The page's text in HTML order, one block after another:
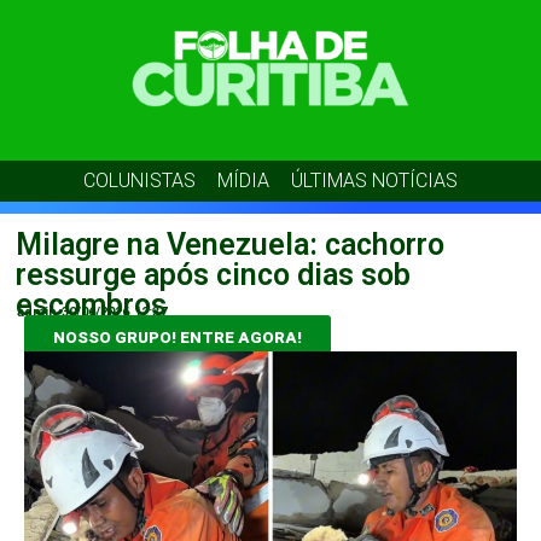
COLUNISTAS MÍDIA ÚLTIMAS NOTÍCIAS
Milagre na Venezuela: cachorro
ressurge após cinco dias sob
escombros
admin 30/06/2026 12:37
NOSSO GRUPO! ENTRE AGORA!